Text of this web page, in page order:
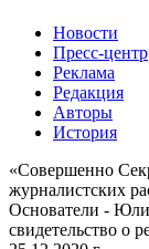
Новости
Пресс-центр
Реклама
Редакция
Авторы
История
«Совершенно
журналистских
Основатели -
свидетельство о